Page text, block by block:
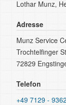
Lothar Munz,
Adresse
Munz Service
Trochtelfinger
72829
Telefon
+49 7129 -